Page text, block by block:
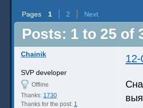
Pages 1 2 Next
Posts: 1 to 25 of
Chainik
SVP developer
Offline
Thanks: 1730
Thanks for the post: 1